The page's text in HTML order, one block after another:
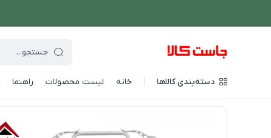
دسته‌بندی کالاها خانه لیست محصولات راهنما
فروشگاه اینترنتی جاست کالا دستگاه های غذاساز آسیاب و خردکن